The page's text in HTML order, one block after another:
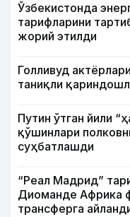
Ўзбекистонда
тарифларини
жорий этилди
Голливуд
таниқли
Путин ўтган йили
қўшинлари
суҳбатлашди
“Реал Мадрид”
Диоманде Африка
трансферга